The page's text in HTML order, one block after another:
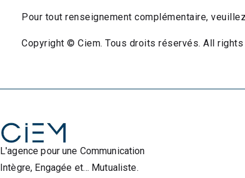
Pour tout renseignement complémentaire,
Copyright © Ciem. Tous droits réservés. All
L'agence pour une Communication
Intègre, Engagée et… Mutualiste.